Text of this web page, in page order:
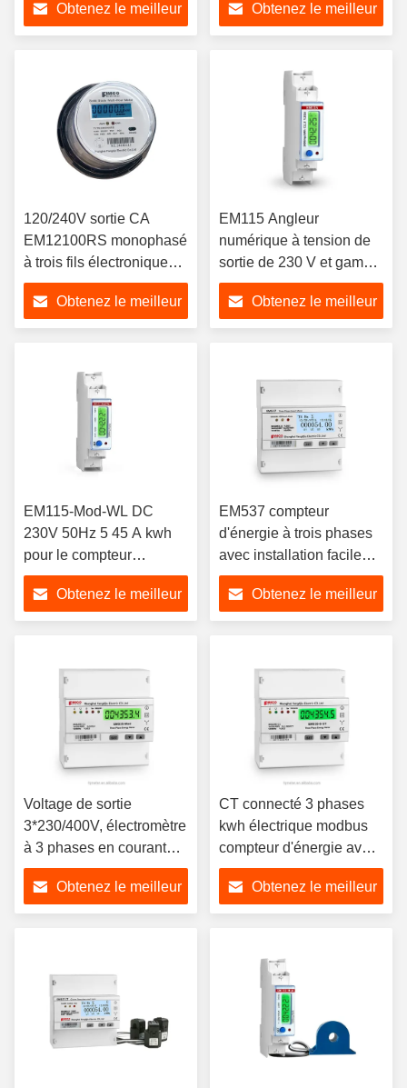
affichage numérique et
RS485
Obtenez le meilleur
3*133/230V...3*230/400V
5 65 A -25 à 55
Obtenez le meilleur
120/240V sortie CA
EM12100RS monophasé
à trois fils électronique
avec OEM
Obtenez le meilleur
EM115 Angleur
numérique à tension de
sortie de 230 V et gamme
d'énergie de mesure de 5
45 A Obtenez le meilleur
EM115-Mod-WL DC
230V 50Hz 5 45 A kwh
pour le compteur
numérique uniquement
Modbus RTU Smart
Wireless Lora
Obtenez le meilleur
EM537 compteur
d'énergie à trois phases
avec installation facile
3*133/230V à
3*230/400V 5 65 A
Obtenez le meilleur
Voltage de sortie
3*230/400V, électromètre
à 3 phases en courant
continu de haute
précision avec brouilleur
Obtenez le meilleur
CT connecté 3 phases
kwh électrique modbus
compteur d'énergie avec
courant nominal
personnalisé
Obtenez le meilleur